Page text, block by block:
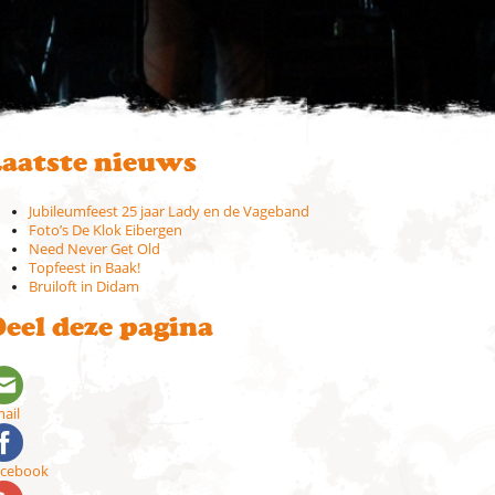
nieuws
Jubileumfeest 25 jaar Lady en de Vageband
Foto’s De Klok Eibergen
Need Never Get Old
Topfeest in Baak!
Bruiloft in Didam
deze pagina